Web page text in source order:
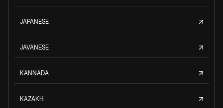
JAPANESE
JAVANESE
KANNADA
KAZAKH